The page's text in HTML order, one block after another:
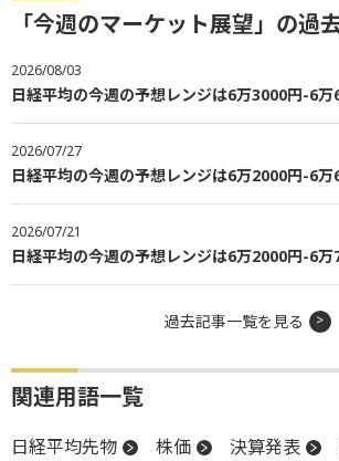
「今週のマーケット展望」の過
2026/08/03
日経平均の今週の予想レンジは6万3000円-6万
2026/07/27
日経平均の今週の予想レンジは6万2000円-6万
2026/07/21
日経平均の今週の予想レンジは6万2000円-6万
過去記事一覧を見る
関連用語一覧
日経平均先物 株価 決算発表